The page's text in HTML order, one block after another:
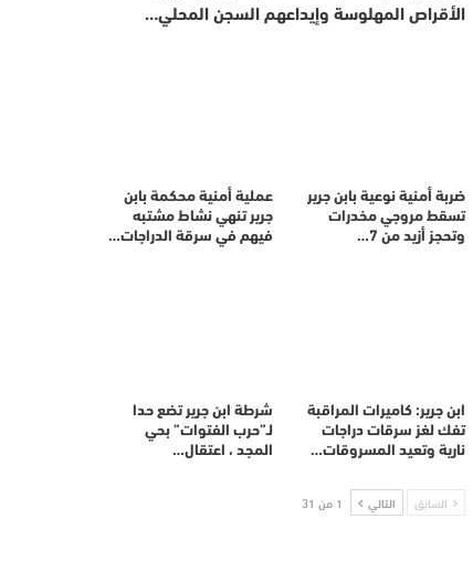
الأقراص المهلوسة وإيداعهم السجن المحلي…
ضربة أمنية نوعية بابن جرير
تسقط مروجي مخدرات
وتحجز أزيد من 7…
عملية أمنية محكمة بابن
جرير تنهي نشاط مشتبه
فيهم في سرقة الدراجات…
ابن جرير: كاميرات المراقبة
تفك لغز سرقات دراجات
نارية وتعيد المسروقات…
شرطة ابن جرير تضع حدا
لـ”حرب الفتوات” بحي
المجد ، اعتقال…
السابق التالي 1 من 31